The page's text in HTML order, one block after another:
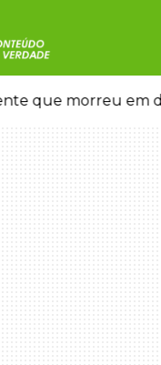
que morreu em